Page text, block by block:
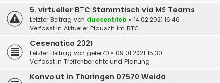
5. virtueller BTC Stammtisch via MS Teams
Letzter Beitrag von duesentrieb « 14.02.2021 16:46
Verfasst in Aktueller Plausch im BTC
Cesenatico 2021
Letzter Beitrag von geier70 « 09.01.2021 15:30
Verfasst in Treffenberichte und Planung
Konvolut in Thüringen 07570 Weida